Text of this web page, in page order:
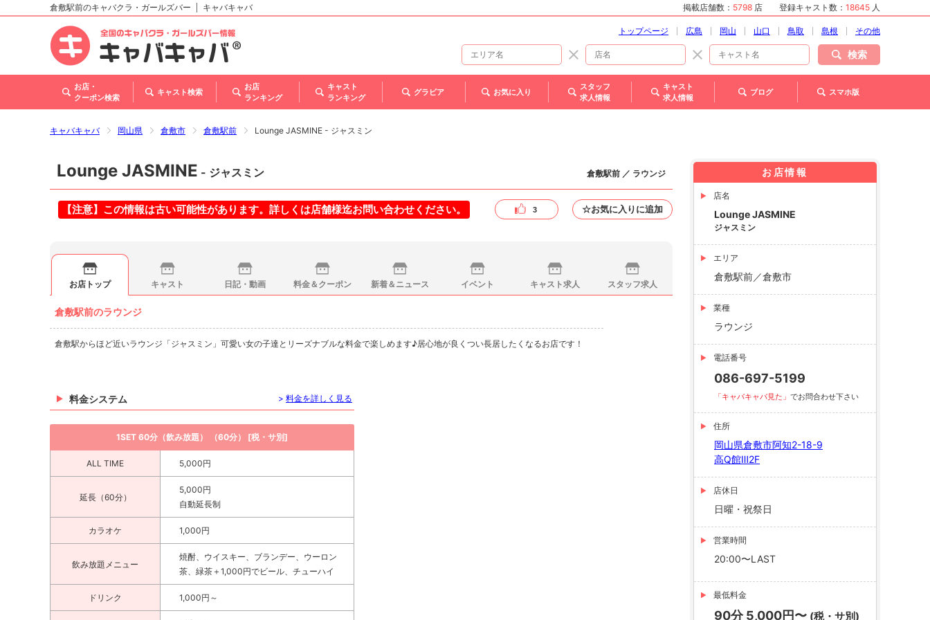
北海道
東北
甲信越・北陸
関西
倉敷駅前のキャバクラ・ガールズバー キャバキャバ 掲載店舗数： 5798 店 登録キャスト数： 18645 人
トップページ 広島 岡山 山口 鳥取 島根 その他
検索
お店・
クーポン検索
キャスト検索
お店
ランキング
キャスト
ランキング
グラビア お気に入り
スタッフ
求人情報
キャスト
求人情報
ブログ スマホ版
キャバキャバ 岡山県 倉敷市 倉敷駅前 Lounge JASMINE - ジャスミン
Lounge JASMINE - ジャスミン 倉敷駅前 ／ ラウンジ
【注意】この情報は古い可能性があります。詳しくは店舗様迄お問い合わせください。 3 ☆お気に入りに追加
お店トップ キャスト 日記・動画 料金＆クーポン 新着＆ニュース イベント キャスト求人 スタッフ求人
倉敷駅前のラウンジ
倉敷駅からほど近いラウンジ「ジャスミン」可愛い女の子達とリーズナブルな料金で楽しめます♪居心地が良くつい長居したくなるお店です！
料金システム > 料金を詳しく見る
1SET 60分（飲み放題） （60分） [税・サ別]
ALL TIME 5,000円
延長（60分）
5,000円
自動延長制
カラオケ 1,000円
飲み放題メニュー
焼酎、ウイスキー、ブランデー、ウーロン
茶、緑茶＋1,000円でビール、チューハイ
ドリンク 1,000円～
お店情報
店名
Lounge JASMINE
ジャスミン
エリア
倉敷駅前／倉敷市
業種
ラウンジ
電話番号
086-697-5199
「キャバキャバ見た」 でお問合わせ下さい
住所
岡山県倉敷市阿知2-18-9
高Q館Ⅲ2F
店休日
日曜・祝祭日
営業時間
20:00〜LAST
最低料金
90分 5,000円〜 (税・サ別)